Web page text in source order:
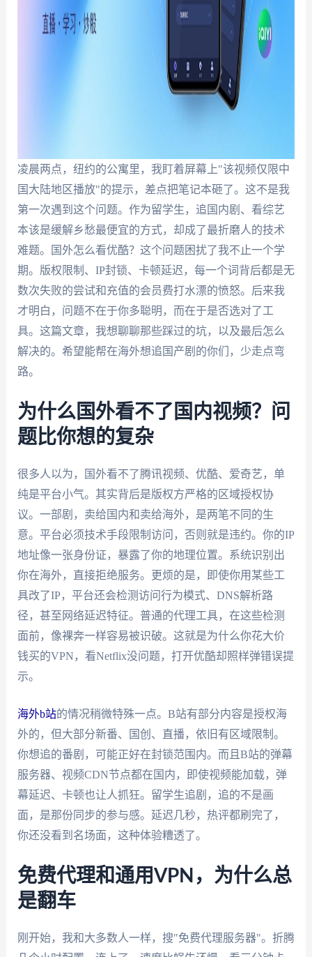
凌晨两点，纽约的公寓里，我盯着屏幕上"该视频仅限中
国大陆地区播放"的提示，差点把笔记本砸了。这不是我
第一次遇到这个问题。作为留学生，追国内剧、看综艺
本该是缓解乡愁最便宜的方式，却成了最折磨人的技术
难题。国外怎么看优酷？这个问题困扰了我不止一个学
期。版权限制、IP封锁、卡顿延迟，每一个词背后都是无
数次失败的尝试和充值的会员费打水漂的愤怒。后来我
才明白，问题不在于你多聪明，而在于是否选对了工
具。这篇文章，我想聊聊那些踩过的坑，以及最后怎么
解决的。希望能帮在海外想追国产剧的你们，少走点弯
路。
为什么国外看不了国内视频？问
题比你想的复杂
很多人以为，国外看不了腾讯视频、优酷、爱奇艺，单
纯是平台小气。其实背后是版权方严格的区域授权协
议。一部剧，卖给国内和卖给海外，是两笔不同的生
意。平台必须技术手段限制访问，否则就是违约。你的IP
地址像一张身份证，暴露了你的地理位置。系统识别出
你在海外，直接拒绝服务。更烦的是，即使你用某些工
具改了IP，平台还会检测访问行为模式、DNS解析路
径，甚至网络延迟特征。普通的代理工具，在这些检测
面前，像裸奔一样容易被识破。这就是为什么你花大价
钱买的VPN，看Netflix没问题，打开优酷却照样弹错误提
示。
海外b站的情况稍微特殊一点。B站有部分内容是授权海
外的，但大部分新番、国创、直播，依旧有区域限制。
你想追的番剧，可能正好在封锁范围内。而且B站的弹幕
服务器、视频CDN节点都在国内，即使视频能加载，弹
幕延迟、卡顿也让人抓狂。留学生追剧，追的不是画
面，是那份同步的参与感。延迟几秒，热评都刷完了，
你还没看到名场面，这种体验糟透了。
免费代理和通用VPN，为什么总
是翻车
刚开始，我和大多数人一样，搜"免费代理服务器"。折腾